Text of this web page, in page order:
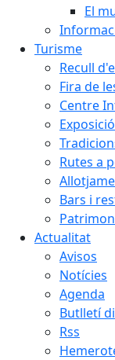
El
Turisme
Recull
Fira de
Centre
Rutes a
Bars i
Actualitat
Avisos
Notícies
Agenda
Butlletí
Rss